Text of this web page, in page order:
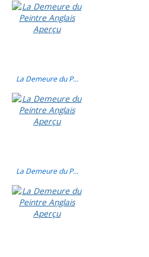
La Demeure du P...
La Demeure du P...